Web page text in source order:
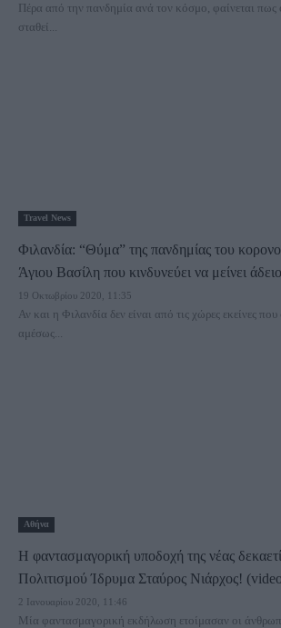
Πέρα από την πανδημία ανά τον κόσμο, φαίνεται πως
σταθεί...
Travel News
Φιλανδία: “Θύμα” της πανδημίας του
Άγιου Βασίλη που κινδυνεύει να μείνει
19 Οκτωβρίου 2020, 11:35
Αν και η Φιλανδία δεν είναι από τις χώρες εκείνες
αμέσως...
Αθήνα
Η φαντασμαγορική υποδοχή της νέας
Πολιτισμού Ίδρυμα Σταύρος Νιάρχος!
2 Ιανουαρίου 2020, 11:46
Μία φαντασμαγορική εκδήλωση ετοίμασαν οι